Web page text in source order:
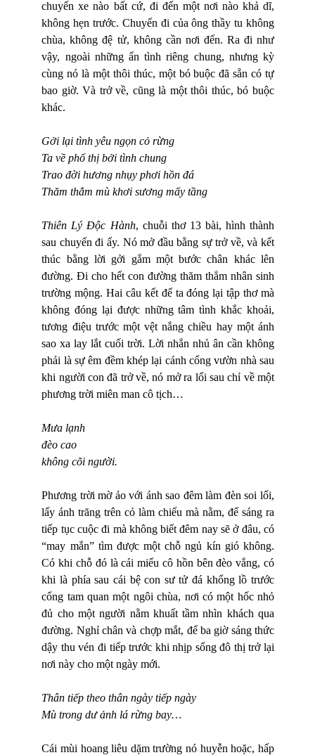
chuyến xe nào bất cứ, đi đến một nơi nào khả dĩ,
không hẹn trước. Chuyến đi của ông thầy tu không
chùa, không đệ tử, không cần nơi đến. Ra đi như
vậy, ngoài những ẩn tình riêng chung, nhưng kỳ
cùng nó là một thôi thúc, một bó buộc đã sẵn có tự
bao giờ. Và trở về, cũng là một thôi thúc, bó buộc
khác.
Gởi lại tình yêu ngọn cỏ rừng
Ta về phố thị bởi tình chung
Trao đời hương nhụy phơi hồn đá
Thăm thẳm mù khơi sương mấy tầng
Thiên Lý Độc Hành, chuỗi thơ 13 bài, hình thành
sau chuyến đi ấy. Nó mở đầu bằng sự trở về, và kết
thúc bằng lời gởi gắm một bước chân khác lên
đường. Đi cho hết con đường thăm thẳm nhân sinh
trường mộng. Hai câu kết để ta đóng lại tập thơ mà
không đóng lại được những tâm tình khắc khoải,
tương điệu trước một vệt nắng chiều hay một ánh
sao xa lay lắt cuối trời. Lời nhắn nhủ ân cần không
phải là sự êm đềm khép lại cánh cổng vườn nhà sau
khi người con đã trở về, nó mở ra lối sau chỉ về một
phương trời miên man cô tịch…
Mưa lạnh
đèo cao
không cõi người.
Phương trời mờ ảo với ánh sao đêm làm đèn soi lối,
lấy ánh trăng trên cỏ làm chiếu mà nằm, để sáng ra
tiếp tục cuộc đi mà không biết đêm nay sẽ ở đâu, có
“may mắn” tìm được một chỗ ngủ kín gió không.
Có khi chỗ đó là cái miếu cô hồn bên đèo vắng, có
khi là phía sau cái bệ con sư tử đá khổng lồ trước
cổng tam quan một ngôi chùa, nơi có một hốc nhỏ
đủ cho một người nằm khuất tầm nhìn khách qua
đường. Nghỉ chân và chợp mắt, để ba giờ sáng thức
dậy thu vén đi tiếp trước khi nhịp sống đô thị trở lại
nơi này cho một ngày mới.
Thân tiếp theo thân ngày tiếp ngày
Mù trong dư ảnh lá rừng bay…
Cái mùi hoang liêu dặm trường nó huyễn hoặc, hấp